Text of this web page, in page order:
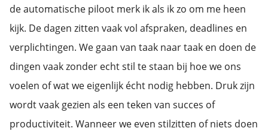
de automatische piloot merk ik als ik zo om me heen
kijk. De dagen zitten vaak vol afspraken, deadlines en
verplichtingen. We gaan van taak naar taak en doen de
dingen vaak zonder echt stil te staan bij hoe we ons
voelen of wat we eigenlijk écht nodig hebben. Druk zijn
wordt vaak gezien als een teken van succes of
productiviteit. Wanneer we even stilzitten of niets doen